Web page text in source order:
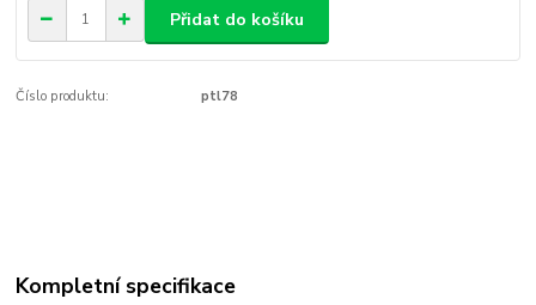
Přidat do košíku
Číslo produktu: ptl78
Kompletní specifikace